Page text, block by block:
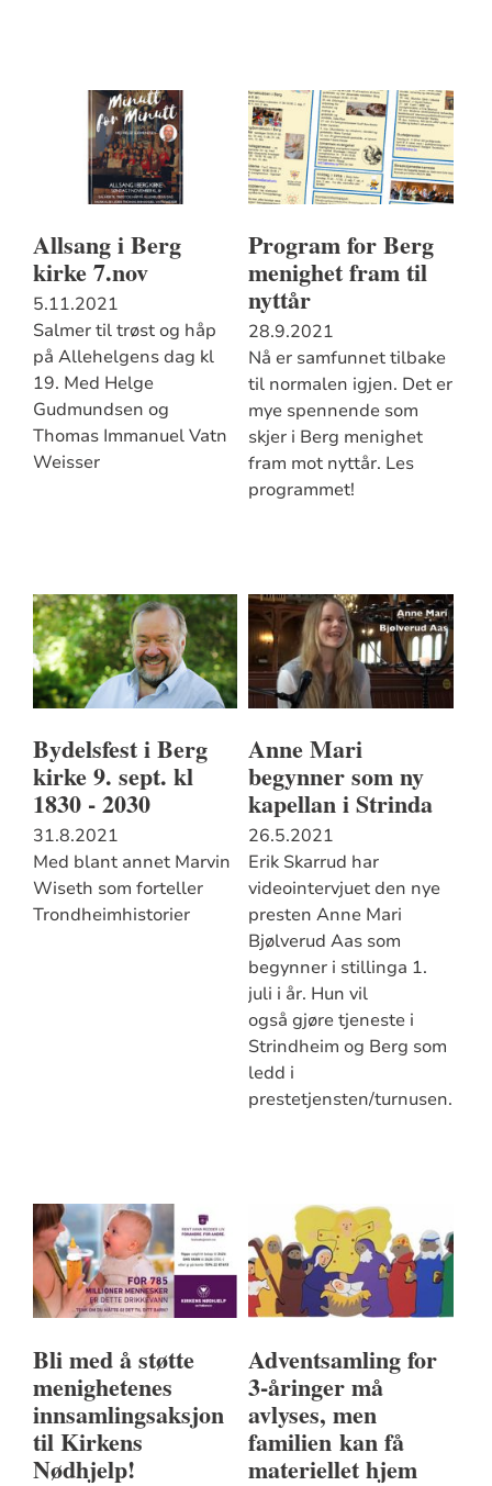
Allsang i Berg
kirke 7.nov
5.11.2021
Salmer til trøst og håp
på Allehelgens dag kl
19. Med Helge
Gudmundsen og
Thomas Immanuel Vatn
Weisser
Program for Berg
menighet fram til
nyttår
28.9.2021
Nå er samfunnet tilbake
til normalen igjen. Det er
mye spennende som
skjer i Berg menighet
fram mot nyttår. Les
programmet!
Bydelsfest i Berg
kirke 9. sept. kl
1830 - 2030
31.8.2021
Med blant annet Marvin
Wiseth som forteller
Trondheimhistorier
Anne Mari
begynner som ny
kapellan i Strinda
26.5.2021
Erik Skarrud har
videointervjuet den nye
presten Anne Mari
Bjølverud Aas som
begynner i stillinga 1.
juli i år. Hun vil
også gjøre tjeneste i
Strindheim og Berg som
ledd i
prestetjensten/turnusen.
Bli med å støtte
menighetenes
innsamlingsaksjon
til Kirkens
Nødhjelp!
Adventsamling for
3-åringer må
avlyses, men
familien kan få
materiellet hjem